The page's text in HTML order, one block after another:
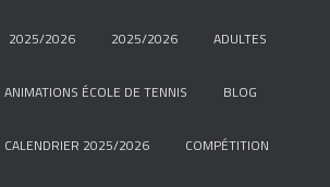
2025/2026 2025/2026 ADULTES
ANIMATIONS ÉCOLE DE TENNIS BLOG
CALENDRIER 2025/2026 COMPÉTITION